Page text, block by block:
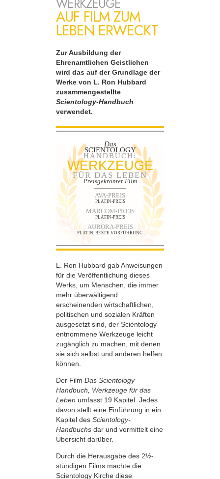
WERKZEUGE
AUF FILM ZUM
LEBEN ERWECKT
Zur Ausbildung der
Ehrenamtlichen Geistlichen
wird das auf der Grundlage der
Werke von L. Ron Hubbard
zusammengestellte
Scientology-Handbuch
verwendet.
Das
SCIENTOLOGY
HANDBUCH:
WERKZEUGE
FÜR DAS LEBEN
Preisgekrönter Film
AVA-PREIS
PLATIN-PREIS
MARCOM-PREIS
PLATIN-PREIS
AURORA-PREIS
PLATIN, BESTE VORFÜHRUNG
L. Ron Hubbard gab Anweisungen
für die Veröffentlichung dieses
Werks, um Menschen, die immer
mehr überwältigend
erscheinenden wirtschaftlichen,
politischen und sozialen Kräften
ausgesetzt sind, der Scientology
entnommene Werkzeuge leicht
zugänglich zu machen, mit denen
sie sich selbst und anderen helfen
können.
Der Film Das Scientology
Handbuch, Werkzeuge für das
Leben umfasst 19 Kapitel. Jedes
davon stellt eine Einführung in ein
Kapitel des Scientology-
Handbuchs dar und vermittelt eine
Übersicht darüber.
Durch die Herausgabe des 2½-
stündigen Films machte die
Scientology Kirche diese